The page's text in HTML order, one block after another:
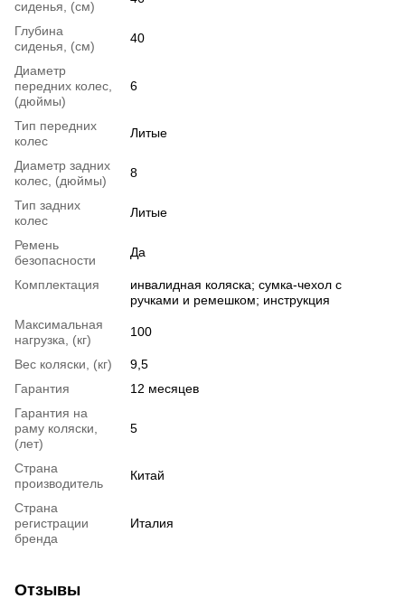
сиденья, (см)
Глубина
сиденья, (см)
40
Диаметр
передних колес,
(дюймы)
6
Тип передних
колес
Литые
Диаметр задних
колес, (дюймы)
8
Тип задних
колес
Литые
Ремень
безопасности
Да
Комплектация
инвалидная коляска; сумка-чехол с
ручками и ремешком; инструкция
Максимальная
нагрузка, (кг)
100
Вес коляски, (кг)
9,5
Гарантия
12 месяцев
Гарантия на
раму коляски,
(лет)
5
Страна
производитель
Китай
Страна
регистрации
бренда
Италия
Отзывы